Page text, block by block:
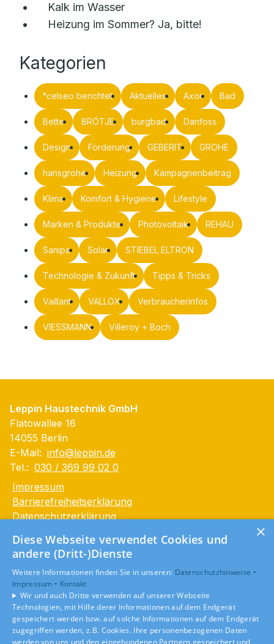
Kalk im Wasser
Heizung im Sommer? Ja, bitte!
Kategorien
°celseo berichtet Aktuelles Axor Bad
Bette BRÖTJE burgbad Danfoss
Design Förderung GEBERIT GROHE
hansgrohe Heizung Kampagnenbeitrag
Klima Komfort & Hygiene Lifestyle
Marken & Produkte Photovoltaik REHAU
Sanipa Solar STIEBEL ELTRON
Technologie & Zukunft Tipps & Tricks
Vaillant VALLOX Verbraucherinfos
VIESSMANN Villeroy + Boch
Leppin Haustechnik GmbH
Flatowallee 16
14055 Berlin
E-Mail: info@leppin.de
Tel.: 030 / 369 99 02 0
Impressum
Barrierefreiheitserklärung
Datenschutzerklärung
Unsere Bereiche
Privatkunden
Gewerbekunden
Karriere
Unternehmen
Kontakt
×
Diese Webseite verwendet Cookies und
andere (Dritt-)Dienste
Weitere Informationen finden Sie in unseren: Datenschutzhinweise •
Impressum • Kontakt
Wir und auch Dritte verwenden auf unserer Webseite
Technologien, mit Hilfe derer Informationen auf dem Endgerät
gespeichert werden bzw. auf solche Informationen auf dem Endgerät
zugegriffen werden, z.B. Cookies. Ihre personenbezogenen Daten
werden von uns und den eingebundenen Partnern gespeichert und